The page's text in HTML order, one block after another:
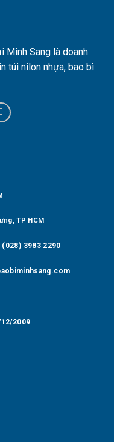
Minh Sang là doanh
túi nilon nhựa, bao bì
TP HCM
(028) 3983 2290
2009